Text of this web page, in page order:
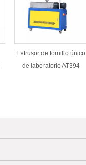
Extrusor de tornillo único
de laboratorio AT394